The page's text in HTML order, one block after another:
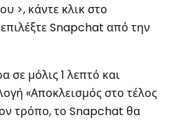
>, κάντε κλικ στο
Snapchat από την
σε μόλις 1 λεπτό και
«Αποκλεισμός στο τέλος
τρόπο, το Snapchat θα